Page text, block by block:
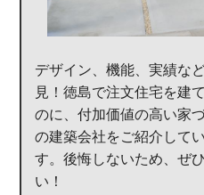
デザイン、機能、実績な
見！徳島で注文住宅を建
のに、付加価値の高い家
の建築会社をご紹介して
す。後悔しないため、ぜ
い！